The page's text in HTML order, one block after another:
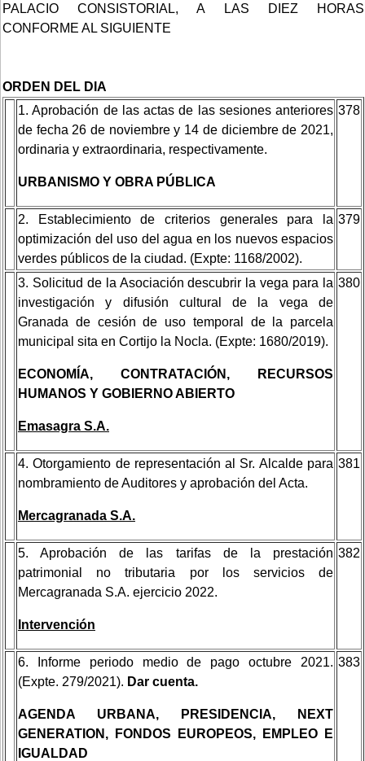
PALACIO CONSISTORIAL, A LAS DIEZ HORAS
CONFORME AL SIGUIENTE
ORDEN DEL DIA
1. Aprobación de las actas de las sesiones anteriores
de fecha 26 de noviembre y 14 de diciembre de 2021,
ordinaria y extraordinaria, respectivamente.
URBANISMO Y OBRA PÚBLICA
378
2. Establecimiento de criterios generales para la
optimización del uso del agua en los nuevos espacios
verdes públicos de la ciudad. (Expte: 1168/2002).
379
3. Solicitud de la Asociación descubrir la vega para la
investigación y difusión cultural de la vega de
Granada de cesión de uso temporal de la parcela
municipal sita en Cortijo la Nocla. (Expte: 1680/2019).
ECONOMÍA, CONTRATACIÓN, RECURSOS
HUMANOS Y GOBIERNO ABIERTO
Emasagra S.A.
380
4. Otorgamiento de representación al Sr. Alcalde para
nombramiento de Auditores y aprobación del Acta.
Mercagranada S.A.
381
5. Aprobación de las tarifas de la prestación
patrimonial no tributaria por los servicios de
Mercagranada S.A. ejercicio 2022.
Intervención
382
6. Informe periodo medio de pago octubre 2021.
(Expte. 279/2021). Dar cuenta.
AGENDA URBANA, PRESIDENCIA, NEXT
GENERATION, FONDOS EUROPEOS, EMPLEO E
IGUALDAD
383